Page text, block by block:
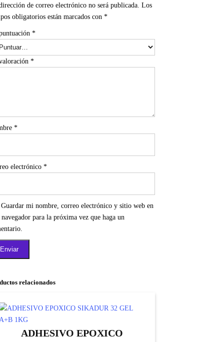
de correo electrónico no será publicada. Los
obligatorios están marcados con *
*
*
*
electrónico *
Guardar mi nombre, correo electrónico y sitio web en
navegador para la próxima vez que haga un
relacionados
ADHESIVO EPOXICO